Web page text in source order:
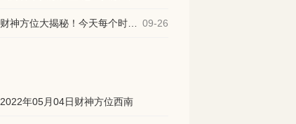
09-26
2022年05月04日财神方位西南